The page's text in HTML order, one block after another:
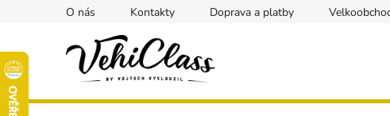
O nás Kontakty Doprava a platby